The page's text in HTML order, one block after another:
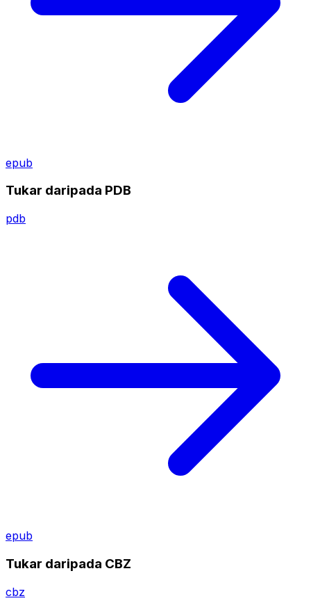
epub
Tukar daripada PDB
pdb
epub
Tukar daripada CBZ
cbz